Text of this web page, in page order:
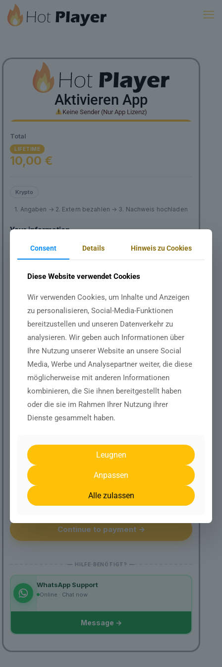
Aktivieren App
Keine Sender (Nur App Lizenz)
Total
LIFETIME
10,00 €
Krypto
1. Angaben → 2. Extern bezahlen → 3. Nachweis hochladen
Your information
EMAIL *
WHATSAPP*
MAC ADDRESS*
Fälliger Betrag
Lifetime · Next step: payment
Secure connection · SSL encrypted
Continue to payment →
WhatsApp Support
Online · Chat now
Message →
Consent Details Hinweis zu Cookies
Diese Website verwendet Cookies
Wir verwenden Cookies, um Inhalte und Anzeigen
zu personalisieren, Social-Media-Funktionen
bereitzustellen und unseren Datenverkehr zu
analysieren. Wir geben auch Informationen über
Ihre Nutzung unserer Website an unsere Social
Media, Werbe und Analysepartner weiter, die diese
möglicherweise mit anderen Informationen
kombinieren, die Sie ihnen bereitgestellt haben
oder die sie im Rahmen Ihrer Nutzung ihrer
Dienste gesammelt haben.
Leugnen
Anpassen
Alle zulassen